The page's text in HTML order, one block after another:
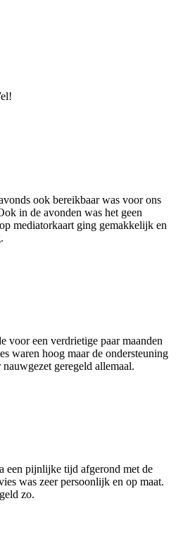
ook bereikbaar was voor ons
in de avonden was het geen
mediatorkaart ging gemakkelijk en
voor een verdrietige paar maanden
waren hoog maar de ondersteuning
geregeld allemaal.
een pijnlijke tijd afgerond met de
was zeer persoonlijk en op maat.
zo.